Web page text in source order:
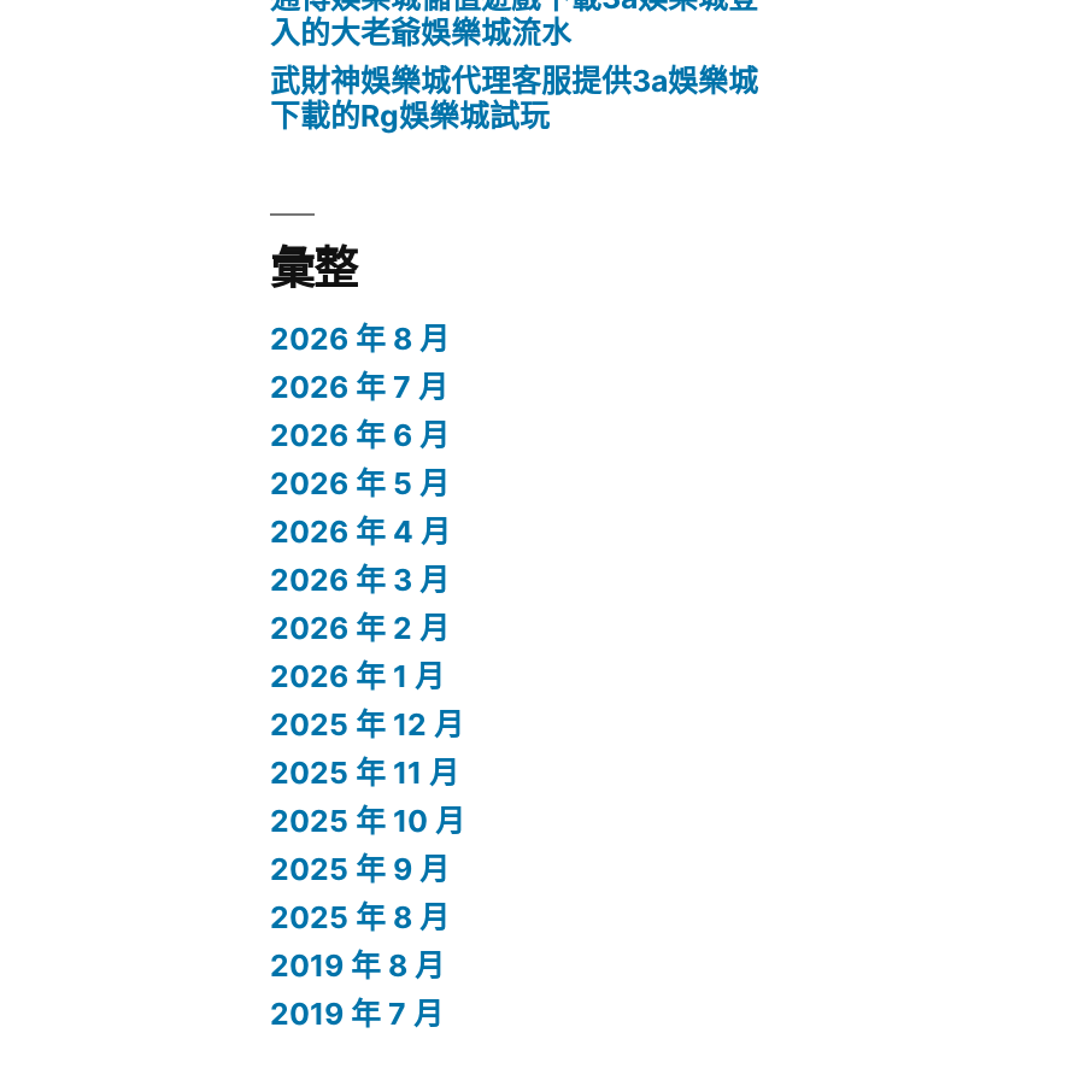
入的大老爺娛樂城流水
武財神娛樂城代理客服提供3a娛樂城
下載的Rg娛樂城試玩
彙整
2026 年 8 月
2026 年 7 月
2026 年 6 月
2026 年 5 月
2026 年 4 月
2026 年 3 月
2026 年 2 月
2026 年 1 月
2025 年 12 月
2025 年 11 月
2025 年 10 月
2025 年 9 月
2025 年 8 月
2019 年 8 月
2019 年 7 月